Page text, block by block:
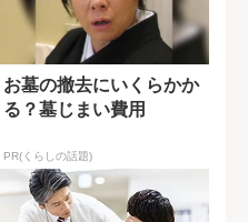
お墓の撤去にいくらかか
る？墓じまい費用
PR(くらしの話題)